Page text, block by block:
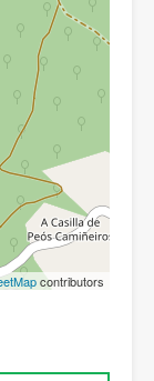
contributors